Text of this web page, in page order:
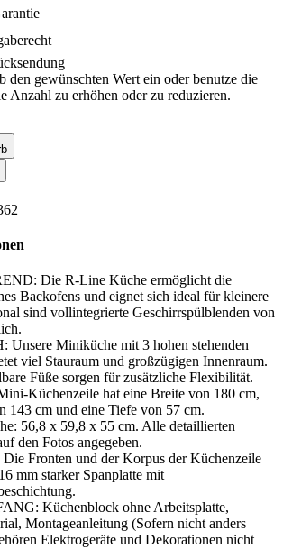
den gewünschten Wert ein oder benutze die
Anzahl zu erhöhen oder zu reduzieren.
Die R-Line Küche ermöglicht die
Backofens und eignet sich ideal für kleinere
sind vollintegrierte Geschirrspülblenden von
Unsere Miniküche mit 3 hohen stehenden
viel Stauraum und großzügigen Innenraum.
Füße sorgen für zusätzliche Flexibilität.
Küchenzeile hat eine Breite von 180 cm,
143 cm und eine Tiefe von 57 cm.
56,8 x 59,8 x 55 cm. Alle detaillierten
den Fotos angegeben.
Fronten und der Korpus der Küchenzeile
mm starker Spanplatte mit
Küchenblock ohne Arbeitsplatte,
Montageanleitung (Sofern nicht anders
Elektrogeräte und Dekorationen nicht